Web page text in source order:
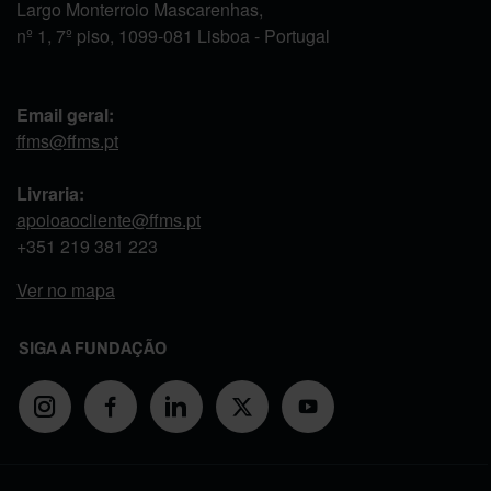
Largo Monterroio Mascarenhas,
nº 1, 7º piso, 1099-081 Lisboa - Portugal
Email geral:
ffms@ffms.pt
Livraria:
apoioaocliente@ffms.pt
+351 219 381 223
Ver no mapa
SIGA A FUNDAÇÃO